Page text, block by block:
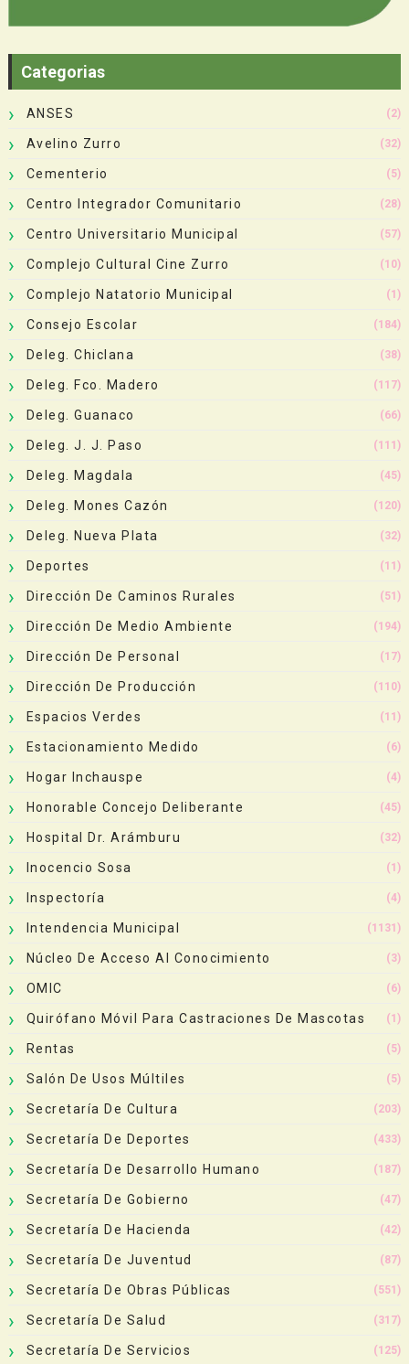
Categorias
ANSES (2)
Avelino Zurro (32)
Cementerio (5)
Centro Integrador Comunitario (28)
Centro Universitario Municipal (57)
Complejo Cultural Cine Zurro (10)
Complejo Natatorio Municipal (1)
Consejo Escolar (184)
Deleg. Chiclana (38)
Deleg. Fco. Madero (117)
Deleg. Guanaco (66)
Deleg. J. J. Paso (111)
Deleg. Magdala (45)
Deleg. Mones Cazón (120)
Deleg. Nueva Plata (32)
Deportes (11)
Dirección De Caminos Rurales (51)
Dirección De Medio Ambiente (194)
Dirección De Personal (17)
Dirección De Producción (110)
Espacios Verdes (11)
Estacionamiento Medido (6)
Hogar Inchauspe (4)
Honorable Concejo Deliberante (45)
Hospital Dr. Arámburu (32)
Inocencio Sosa (1)
Inspectoría (4)
Intendencia Municipal (1131)
Núcleo De Acceso Al Conocimiento (3)
OMIC (6)
Quirófano Móvil Para Castraciones De Mascotas (1)
Rentas (5)
Salón De Usos Múltiles (5)
Secretaría De Cultura (203)
Secretaría De Deportes (433)
Secretaría De Desarrollo Humano (187)
Secretaría De Gobierno (47)
Secretaría De Hacienda (42)
Secretaría De Juventud (87)
Secretaría De Obras Públicas (551)
Secretaría De Salud (317)
Secretaría De Servicios (125)